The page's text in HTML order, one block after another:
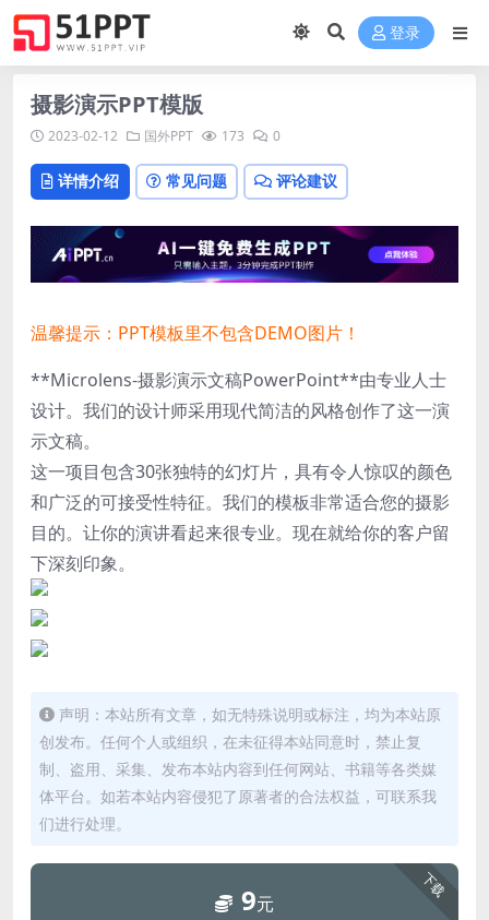
登录
摄影演示PPT模版
2023-02-12 国外PPT 173 0
详情介绍 常见问题 评论建议
温馨提示：PPT模板里不包含DEMO图片！
**Microlens-摄影演示文稿PowerPoint**由专业人士
设计。我们的设计师采用现代简洁的风格创作了这一演
示文稿。
这一项目包含30张独特的幻灯片，具有令人惊叹的颜色
和广泛的可接受性特征。我们的模板非常适合您的摄影
目的。让你的演讲看起来很专业。现在就给你的客户留
下深刻印象。
声明：本站所有文章，如无特殊说明或标注，均为本站原
创发布。任何个人或组织，在未征得本站同意时，禁止复
制、盗用、采集、发布本站内容到任何网站、书籍等各类媒
体平台。如若本站内容侵犯了原著者的合法权益，可联系我
们进行处理。
下载
9元